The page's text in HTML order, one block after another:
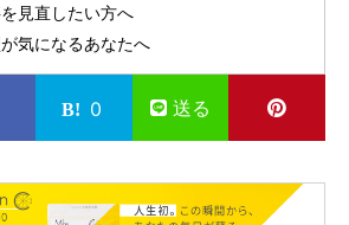
見直したい方へ
気になるあなたへ
0 送る